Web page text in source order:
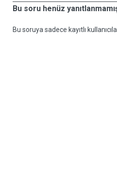
Bu soru henüz
Bu soruya sadece kayıtlı